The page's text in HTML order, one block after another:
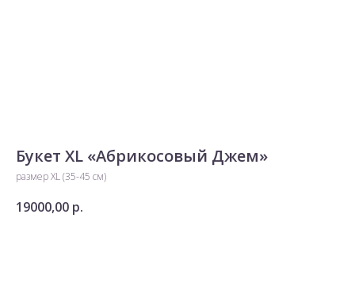
Букет XL «Абрикосовый Джем»
размер XL (35-45 см)
19000,00 р.